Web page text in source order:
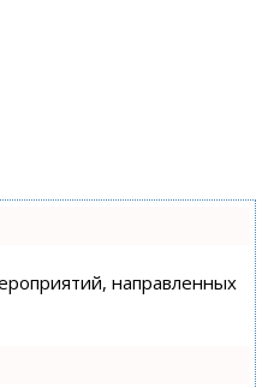
направленных